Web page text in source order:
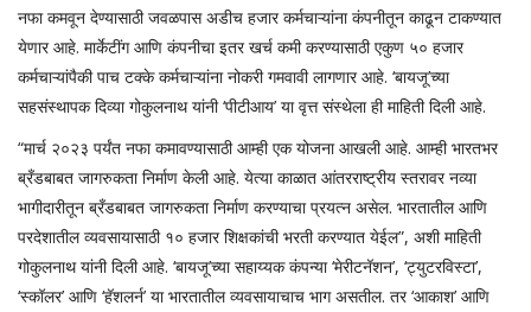
नफा कमवून देण्यासाठी जवळपास अडीच हजार कर्मचाऱ्यांना कंपनीतून काढून टाकण्यात
येणार आहे. मार्केटींग आणि कंपनीचा इतर खर्च कमी करण्यासाठी एकुण ५० हजार
कर्मचाऱ्यांपैकी पाच टक्के कर्मचाऱ्यांना नोकरी गमवावी लागणार आहे. ‘बायजू’च्या
सहसंस्थापक दिव्या गोकुलनाथ यांनी ‘पीटीआय’ या वृत्त संस्थेला ही माहिती दिली आहे.
“मार्च २०२३ पर्यंत नफा कमावण्यासाठी आम्ही एक योजना आखली आहे. आम्ही भारतभर
ब्रँडबाबत जागरुकता निर्माण केली आहे. येत्या काळात आंतरराष्ट्रीय स्तरावर नव्या
भागीदारीतून ब्रँडबाबत जागरुकता निर्माण करण्याचा प्रयत्न असेल. भारतातील आणि
परदेशातील व्यवसायासाठी १० हजार शिक्षकांची भरती करण्यात येईल”, अशी माहिती
गोकुलनाथ यांनी दिली आहे. ‘बायजू’च्या सहाय्यक कंपन्या ‘मेरीटनॅशन’, ‘ट्युटरविस्टा’,
‘स्कॉलर’ आणि ‘हॅशलर्न’ या भारतातील व्यवसायाचाच भाग असतील. तर ‘आकाश’ आणि